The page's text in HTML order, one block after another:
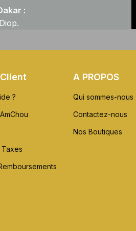
:
?
Taxes
A PROPOS
Qui sommes-nous
Contactez-nous
Nos Boutiques